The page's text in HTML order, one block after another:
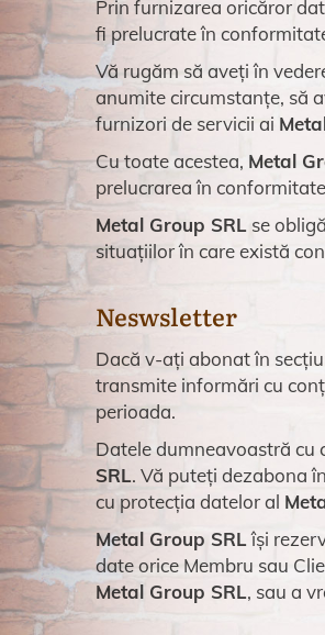
Prin furnizarea oricăror
fi prelucrate în
Vă rugăm să aveți în
anumite circumstanțe, să
furnizori de servicii ai
Cu toate acestea, Metal
prelucrarea în
Metal Group SRL se
situațiilor în care există
Neswsletter
Dacă v-ați abonat în
transmite informări cu
perioada.
Datele dumneavoastră cu
SRL. Vă puteți dezabona
cu protecția datelor al
Metal Group SRLîși
date orice Membru sau
Metal Group SRL, sau a